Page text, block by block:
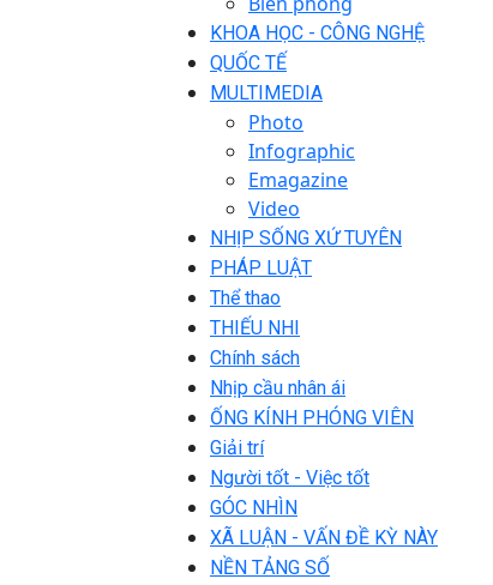
KHOA HỌC - CÔNG NGHỆ
QUỐC TẾ
MULTIMEDIA
Photo
Infographic
Emagazine
Video
NHỊP SỐNG XỨ TUYÊN
PHÁP LUẬT
Thể thao
THIẾU NHI
Chính sách
Nhịp cầu nhân ái
ỐNG KÍNH PHÓNG VIÊN
Giải trí
Người tốt - Việc tốt
GÓC NHÌN
XÃ LUẬN - VẤN ĐỀ KỲ NÀY
NỀN TẢNG SỐ